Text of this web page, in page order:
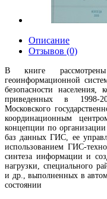
Описание
Отзывов (0)
В книге
геоинформационной
безопасности населения,
приведенных в 1998-
Московского
координационным
концепции по
баз данных ГИС, ее
использованием ГИС-
синтеза информации и
нагрузки, специального
и др., выполненных в
состоянии